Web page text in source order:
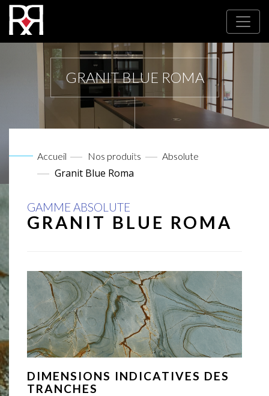
GRANIT BLUE ROMA
Accueil Nos produits Absolute
Granit Blue Roma
GAMME ABSOLUTE
GRANIT BLUE ROMA
DIMENSIONS INDICATIVES DES
TRANCHES